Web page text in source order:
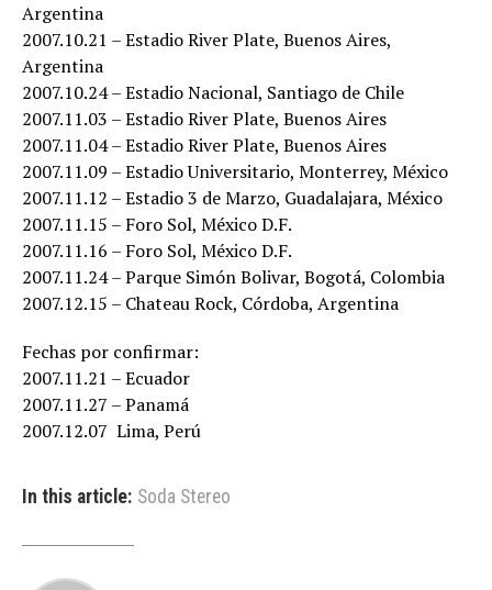
Argentina
2007.10.21 – Estadio River Plate, Buenos Aires,
Argentina
2007.10.24 – Estadio Nacional, Santiago de Chile
2007.11.03 – Estadio River Plate, Buenos Aires
2007.11.04 – Estadio River Plate, Buenos Aires
2007.11.09 – Estadio Universitario, Monterrey, México
2007.11.12 – Estadio 3 de Marzo, Guadalajara, México
2007.11.15 – Foro Sol, México D.F.
2007.11.16 – Foro Sol, México D.F.
2007.11.24 – Parque Simón Bolivar, Bogotá, Colombia
2007.12.15 – Chateau Rock, Córdoba, Argentina
Fechas por confirmar:
2007.11.21 – Ecuador
2007.11.27 – Panamá
2007.12.07  Lima, Perú
In this article: Soda Stereo